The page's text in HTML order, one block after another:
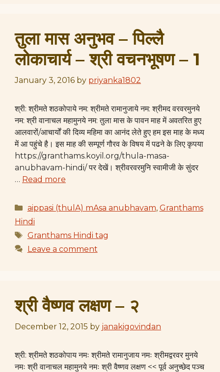
तुला मास अनुभव – पिल्लै
लोकाचार्य – श्री वचनभूषण – 1
January 3, 2016 by priyanka1802
श्री: श्रीमते शठकोपाये नम: श्रीमते रामानुजाये नम: श्रीमद वरवरमुनये
नम: श्री वानाचल महामुनये नम: तुला मास के पावन माह में अवतरित हुए
आलवारों/आचार्यों की दिव्य महिमा का आनंद लेते हुए हम इस माह के मध्य
में आ पहुंचे है। इस माह की सम्पूर्ण गौरव के विषय में पढने के लिए कृपया
https://granthams.koyil.org/thula-masa-
anubhavam-hindi/ पर देखें। श्रीवरवरमुनि स्वामीजी के सुंदर
… Read more
Categories
aippasi (thulA) mAsa anubhavam, Granthams
Hindi
Tags
Granthams Hindi tag
Leave a comment
श्री वैष्णव लक्षण – २
December 12, 2015 by janakigovindan
श्री: श्रीमते शठकोपाय नमः श्रीमते रामानुजाय नमः श्रीमद्वरवर मुनये
नमः श्री वानाचल महामुनये नमः श्री वैष्णव लक्षण << पूर्व अनुच्छेद पञ्च